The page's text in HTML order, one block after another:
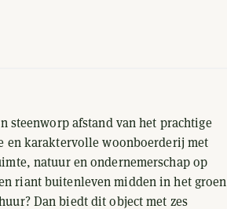
steenworp afstand van het prachtige
en karaktervolle woonboerderij met
natuur en ondernemerschap op
riant buitenleven midden in het groen
Dan biedt dit object met zes